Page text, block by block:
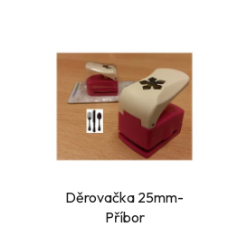
Děrovačka 25mm-
Příbor